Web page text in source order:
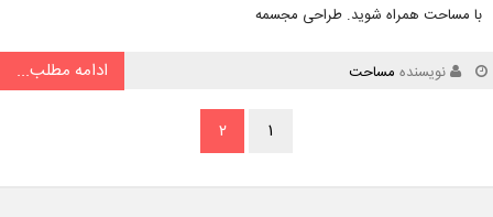
با مساحت همراه شوید. طراحی مجسمه
نویسنده مساحت ادامه مطلب...
۱ ۲